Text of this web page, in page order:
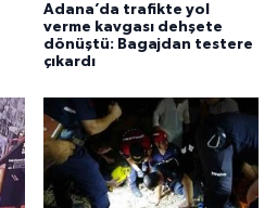
Adana’da trafikte yol
verme kavgası dehşete
dönüştü: Bagajdan testere
çıkardı